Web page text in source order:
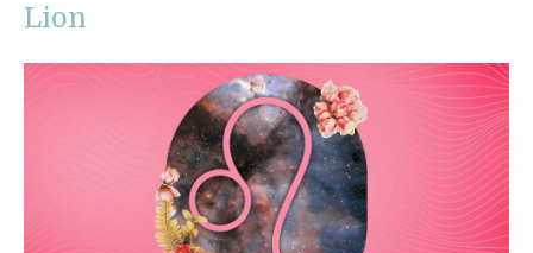
Lion